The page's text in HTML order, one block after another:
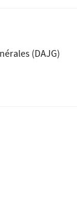
(DAJG)